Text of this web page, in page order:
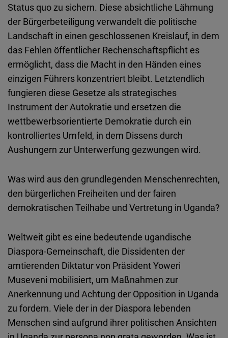
Status quo zu sichern. Diese absichtliche Lähmung
der Bürgerbeteiligung verwandelt die politische
Landschaft in einen geschlossenen Kreislauf, in dem
das Fehlen öffentlicher Rechenschaftspflicht es
ermöglicht, dass die Macht in den Händen eines
einzigen Führers konzentriert bleibt. Letztendlich
fungieren diese Gesetze als strategisches
Instrument der Autokratie und ersetzen die
wettbewerbsorientierte Demokratie durch ein
kontrolliertes Umfeld, in dem Dissens durch
Aushungern zur Unterwerfung gezwungen wird.
Was wird aus den grundlegenden Menschenrechten,
den bürgerlichen Freiheiten und der fairen
demokratischen Teilhabe und Vertretung in Uganda?
Weltweit gibt es eine bedeutende ugandische
Diaspora-Gemeinschaft, die Dissidenten der
amtierenden Diktatur von Präsident Yoweri
Museveni mobilisiert, um Maßnahmen zur
Anerkennung und Achtung der Opposition in Uganda
zu fordern. Viele der in der Diaspora lebenden
Menschen sind aufgrund ihrer politischen Ansichten